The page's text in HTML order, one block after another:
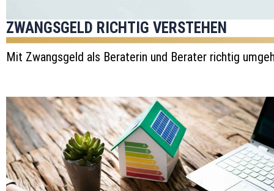
ZWANGSGELD RICHTIG VERSTEHEN
Mit Zwangsgeld als Beraterin und Berater richtig